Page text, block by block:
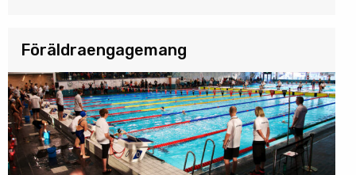
Föräldraengagemang